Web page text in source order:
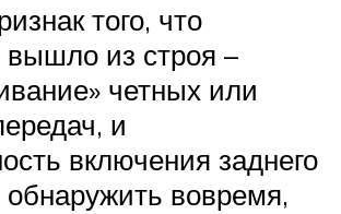
того, что
вышло из строя –
четных или
и
включения заднего
вовремя,